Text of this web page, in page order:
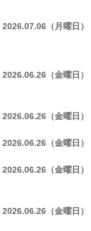
2026.07.06（月曜日）
2026.06.26（金曜日）
2026.06.26（金曜日）
2026.06.26（金曜日）
2026.06.26（金曜日）
2026.06.26（金曜日）